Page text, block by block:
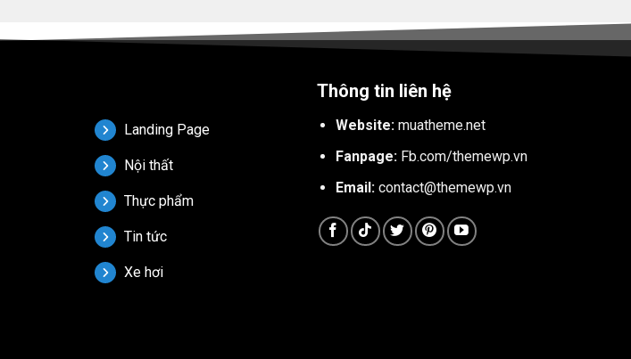
Landing Page
Nội thất
Thực phẩm
Tin tức
Xe hơi
Thông tin liên hệ
Website: muatheme.net
Fanpage: Fb.com/themewp.vn
Email: contact@themewp.vn